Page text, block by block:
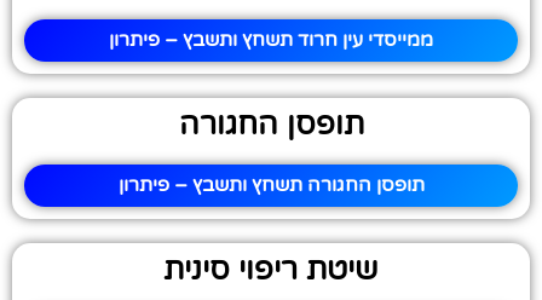
ממייסדי עין חרוד תשחץ ותשבץ – פיתרון
תופסן החגורה
תופסן החגורה תשחץ ותשבץ – פיתרון
שיטת ריפוי סינית